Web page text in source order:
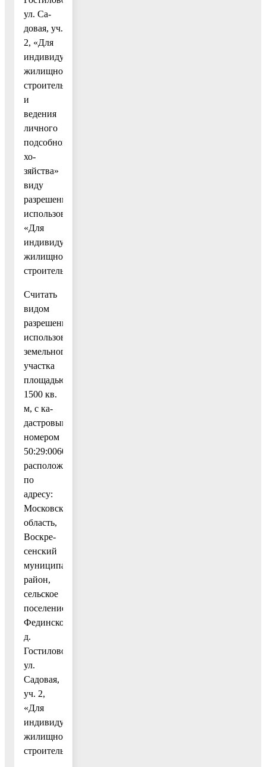
ул. Са-
довая, уч.
2, «Для
индивидуального
жилищного
строительства
и
ведения
личного
подсобного
хо-
зяйства»
виду
разрешенного
использования
«Для
индивидуального
жилищного
строительства».
Считать
видом
разрешенного
использования
земельного
участка
площадью
1500 кв.
м, с ка-
дастровым
номером
50:29:0060208:128,
расположенного
по
адресу:
Московская
область,
Воскре-
сенский
муниципальный
район,
сельское
поселение
Фединское,
д.
Гостилово,
ул.
Садовая,
уч. 2,
«Для
индивидуального
жилищного
строительства».